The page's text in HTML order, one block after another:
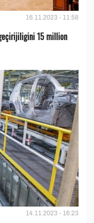
16.11.2023 - 11:58
15 million
14.11.2023 - 16:23